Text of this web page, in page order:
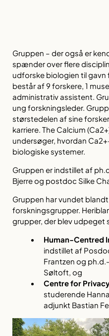
Gruppen – der også er
spænder over flere
udforske biologien til
består af 9 forskere, 1
administrativ assistent.
ung forskningsleder.
størstedelen af sine
karriere. The Calcium
undersøger, hvordan
biologiske systemer.
Gruppen er indstillet af
Bjerre og postdoc Silke
Gruppen har vundet
forskningsgrupper.
grupper, der blev udpeget
Human-Centred
indstillet af
Frantzen og
Søltoft, og
Centre for
studerende
adjunkt Bastian